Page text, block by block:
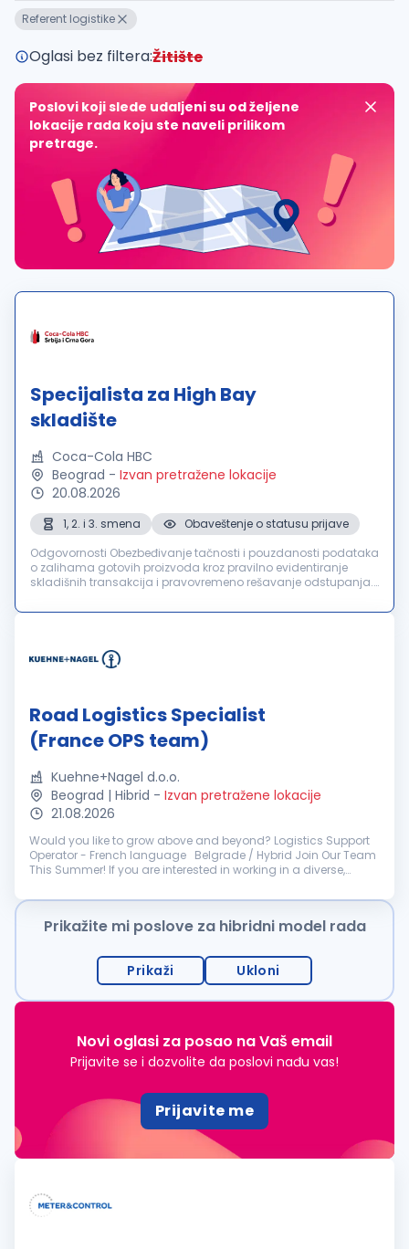
Referent logistike
Oglasi bez filtera:Žitište
Poslovi koji slede udaljeni su od željene
lokacije rada koju ste naveli prilikom
pretrage.
Specijalista za High Bay
skladište
Coca-Cola HBC
Beograd - Izvan pretražene lokacije
20.08.2026
1, 2. i 3. smena
Obaveštenje o statusu prijave
Odgovornosti Obezbeđivanje tačnosti i pouzdanosti podataka
o zalihama gotovih proizvoda kroz pravilno evidentiranje
skladišnih transakcija i pravovremeno rešavanje odstupanja.
smene putem saps...
Road Logistics Specialist
(France OPS team)
Kuehne+Nagel d.o.o.
Beograd | Hibrid - Izvan pretražene lokacije
21.08.2026
Would you like to grow above and beyond? Logistics Support
Operator - French language Belgrade / Hybrid Join Our Team
This Summer! If you are interested in working in a diverse,
Prikažite mi poslove za hibridni model rada
Prikaži Ukloni
Novi oglasi za posao na Vaš email
Prijavite se i dozvolite da poslovi nađu vas!
Prijavite me